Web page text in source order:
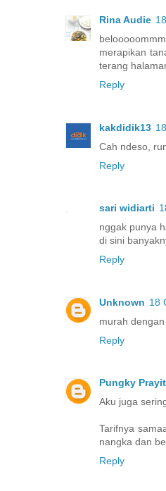
Rina Audie
merapikan
terang
Reply
kakdidik13
Cah ndeso,
Reply
sari widiarti
nggak punya
di sini
Reply
Unknown 18
murah
Reply
Pungky
Aku juga
Tarifnya
nangka dan
Reply